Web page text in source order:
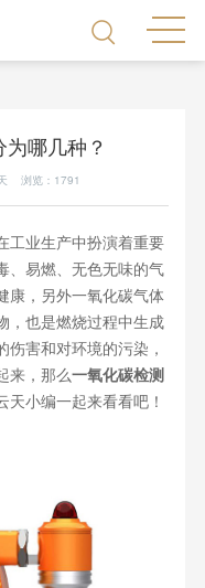
哪几种？
浏览： 1791
业生产中扮演着重要
、易燃、无色无味的气
康，另外一氧化碳气体
，也是燃烧过程中生成
害和对环境的污染，
来，那么一氧化碳检测
小编一起来看看吧！